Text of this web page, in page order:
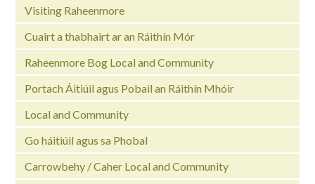
Visiting Raheenmore
Cuairt a thabhairt ar an Ráithín Mór
Raheenmore Bog Local and Community
Portach Áitiúil agus Pobail an Ráithín Mhóir
Local and Community
Go háitiúil agus sa Phobal
Carrowbehy / Caher Local and Community